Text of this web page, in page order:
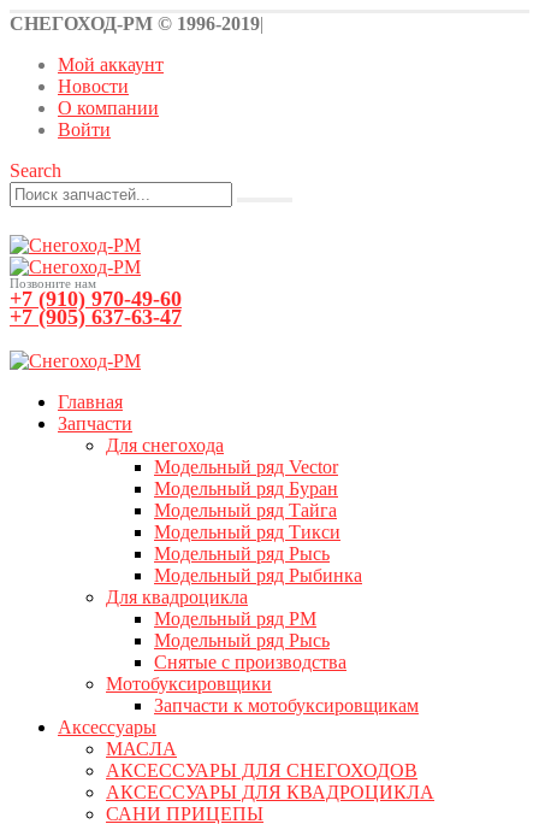
СНЕГОХОД-РМ © 1996-2019|
Мой аккаунт
Новости
О компании
Войти
Search
Позвоните нам
+7 (910) 970-49-60
+7 (905) 637-63-47
Главная
Запчасти
Для снегохода
Модельный ряд Vector
Модельный ряд Буран
Модельный ряд Тайга
Модельный ряд Тикси
Модельный ряд Рысь
Модельный ряд Рыбинка
Для квадроцикла
Модельный ряд РМ
Модельный ряд Рысь
Снятые с производства
Мотобуксировщики
Запчасти к мотобуксировщикам
Аксессуары
МАСЛА
АКСЕССУАРЫ ДЛЯ СНЕГОХОДОВ
АКСЕССУАРЫ ДЛЯ КВАДРОЦИКЛА
САНИ ПРИЦЕПЫ